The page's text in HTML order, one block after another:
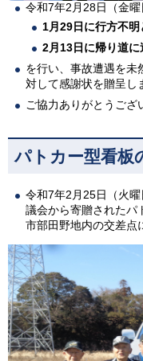
令和7年2月28日（金曜
1月29日に行方不
2月13日に帰り道
を行い、事故遭遇を未
対して感謝状を贈呈し
ご協力ありがとうござ
パトカー型看板
令和7年2月25日（火
議会から寄贈されたパ
市部田野地内の交差点